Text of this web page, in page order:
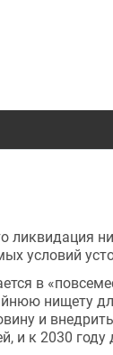
условий
в
нищету
и
и к 2030